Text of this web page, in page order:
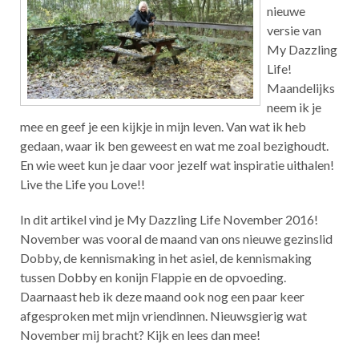
nieuwe
versie van
My Dazzling
Life!
Maandelijks
neem ik je
mee en geef je een kijkje in mijn leven. Van wat ik heb
gedaan, waar ik ben geweest en wat me zoal bezighoudt.
En wie weet kun je daar voor jezelf wat inspiratie uithalen!
Live the Life you Love!!
In dit artikel vind je My Dazzling Life November 2016!
November was vooral de maand van ons nieuwe gezinslid
Dobby, de kennismaking in het asiel, de kennismaking
tussen Dobby en konijn Flappie en de opvoeding.
Daarnaast heb ik deze maand ook nog een paar keer
afgesproken met mijn vriendinnen. Nieuwsgierig wat
November mij bracht? Kijk en lees dan mee!